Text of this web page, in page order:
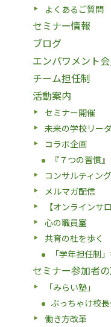
よくあるご質問
セミナー情報
ブログ
エンパワメント
チーム担任制
活動案内
セミナー開催
未来の学校リー
コラボ企画
『７つの習慣
コンサルティン
メルマガ配信
【オンラインサ
心の職員室
共育の杜を歩く
「学年担任制
セミナー参加者
「みらい塾」
ぶっちゃけ校
働き方改革